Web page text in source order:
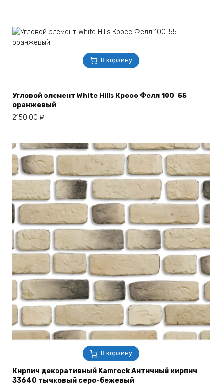
В корзину
Угловой элемент White Hills Кросс Фелл 100-55
оранжевый
2150,00 ₽
В корзину
Кирпич декоративный Kamrock Античный кирпич
33640 тычковый серо-бежевый